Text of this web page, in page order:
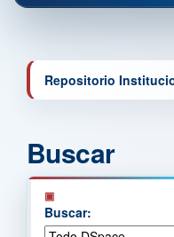
Repositorio
Buscar
Buscar: